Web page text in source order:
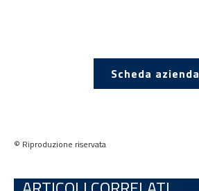
Scheda azienda
© Riproduzione riservata